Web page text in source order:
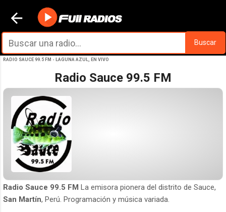
Ir al contenido principal
Buscar
RADIO SAUCE 99.5 FM - LAGUNA AZUL, EN VIVO
Radio Sauce 99.5 FM
Radio Sauce 99.5 FM La emisora pionera del distrito de Sauce,
San Martín, Perú. Programación y música variada.